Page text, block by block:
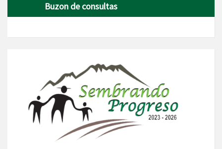
Buzon de consultas